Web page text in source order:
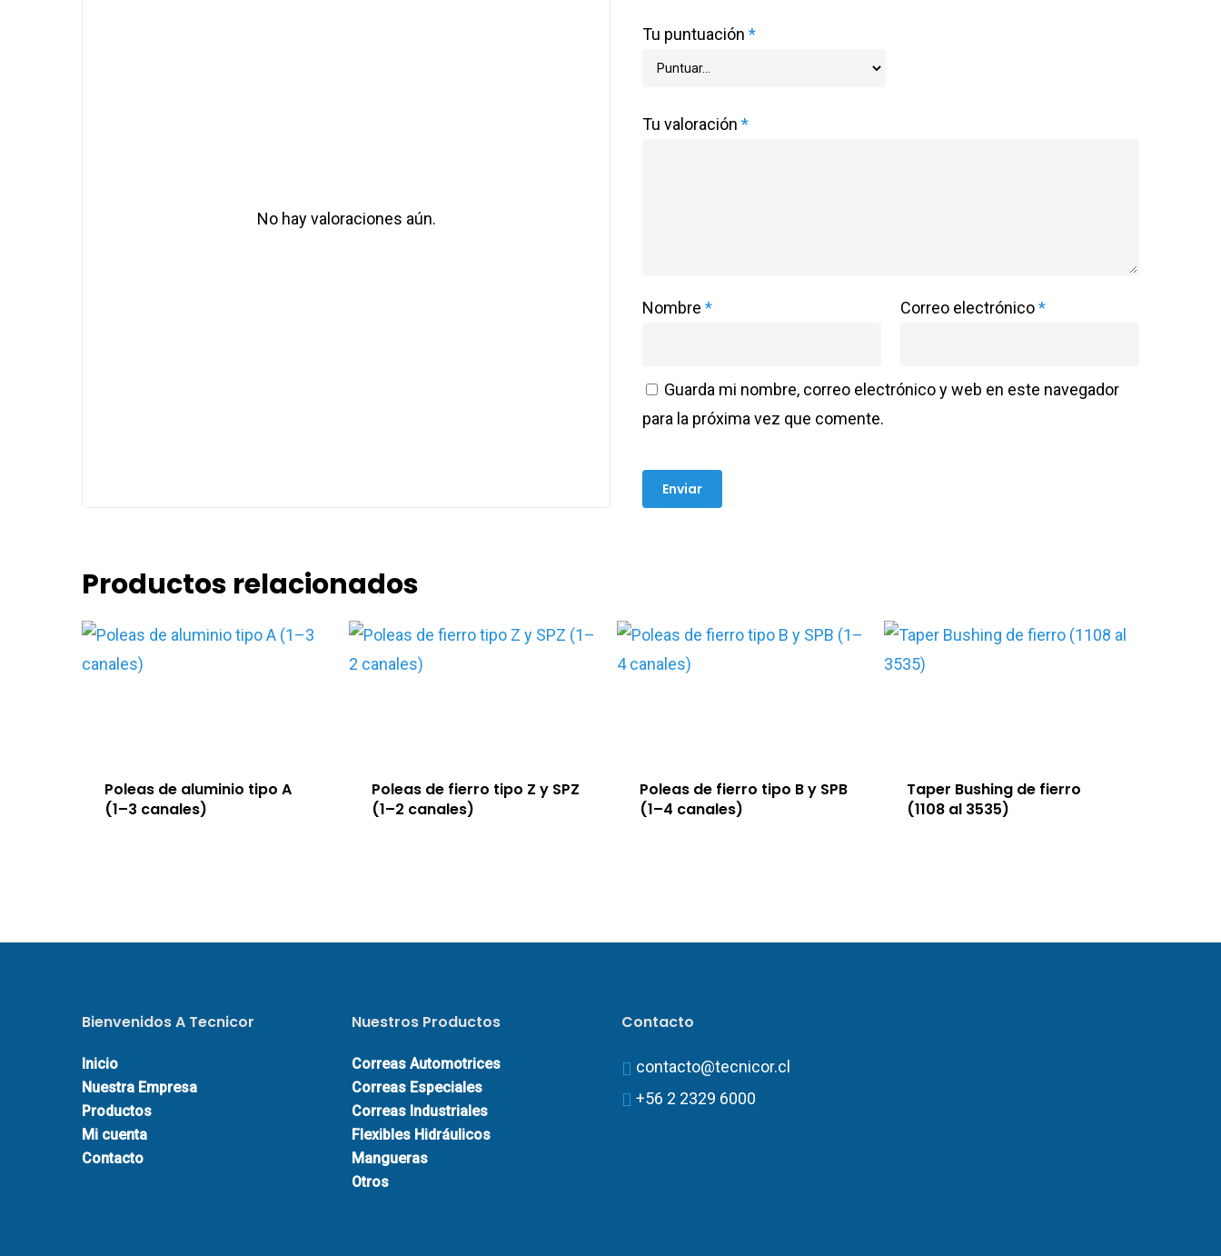
No hay valoraciones aún.
Tu puntuación *
Tu valoración *
Nombre * Correo electrónico*
Guarda mi nombre, correo electrónico y web en este navegador
para la próxima vez que comente.
Productos relacionados
Poleas de aluminio tipo A
(1–3 canales)
Poleas de fierro tipo Z y SPZ
(1–2 canales)
Poleas de fierro tipo B y SPB
(1–4 canales)
Taper Bushing de fierro
(1108 al 3535)
Bienvenidos A Tecnicor
Inicio
Nuestra Empresa
Productos
Mi cuenta
Contacto
Nuestros Productos
Correas Automotrices
Correas Especiales
Correas Industriales
Flexibles Hidráulicos
Mangueras
Otros
Contacto
contacto@tecnicor.cl
+56 2 2329 6000